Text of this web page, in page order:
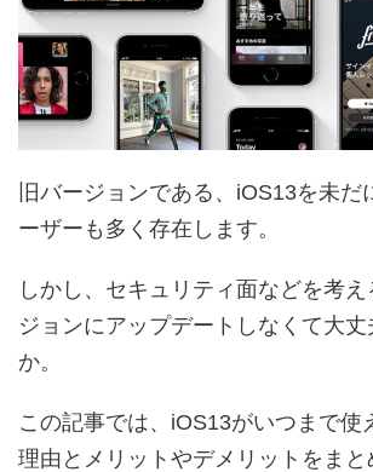
旧バージョンである、iOS13を未だ
ーザーも多く存在します。
しかし、セキュリティ面などを考
ジョンにアップデートしなくて大丈
か。
この記事では、iOS13がいつまで使
理由とメリットやデメリットをまと